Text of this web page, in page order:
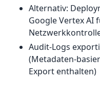
Alternativ:
Google Vertex AI
Audit-Logs
(Metadaten-
Export enthalten)